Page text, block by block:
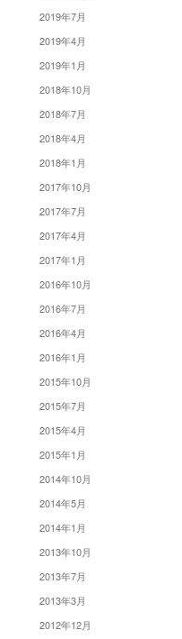
2019年7月
2019年4月
2019年1月
2018年10月
2018年7月
2018年4月
2018年1月
2017年10月
2017年7月
2017年4月
2017年1月
2016年10月
2016年7月
2016年4月
2016年1月
2015年10月
2015年7月
2015年4月
2015年1月
2014年10月
2014年5月
2014年1月
2013年10月
2013年7月
2013年3月
2012年12月